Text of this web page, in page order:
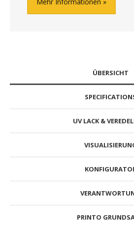
ÜBERSICHT
UV LACK &
PRINTO